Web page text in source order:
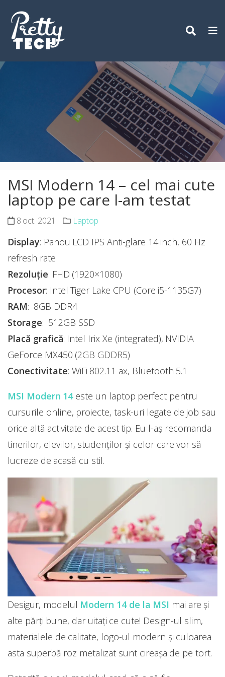
content
MSI Modern 14 – cel mai cute
laptop pe care l-am testat
8 oct. 2021 Laptop
Display: Panou LCD IPS Anti-glare 14 inch, 60 Hz
refresh rate
Rezoluție: FHD (1920×1080)
Procesor: Intel Tiger Lake CPU (Core i5-1135G7)
RAM: 8GB DDR4
Storage: 512GB SSD
Placă grafică: Intel Irix Xe (integrated), NVIDIA
GeForce MX450 (2GB GDDR5)
Conectivitate: WiFi 802.11 ax, Bluetooth 5.1
MSI Modern 14este un laptop perfect pentru
cursurile online, proiecte, task-uri legate de job sau
orice altă activitate de acest tip. Eu l-aș recomanda
tinerilor, elevilor, studenților și celor care vor să
lucreze de acasă cu stil.
Desigur, modelul Modern 14 de la MSI mai are și
alte părți bune, dar uitați ce cute! Design-ul slim,
materialele de calitate, logo-ul modern și culoarea
asta superbă roz metalizat sunt cireașa de pe tort.